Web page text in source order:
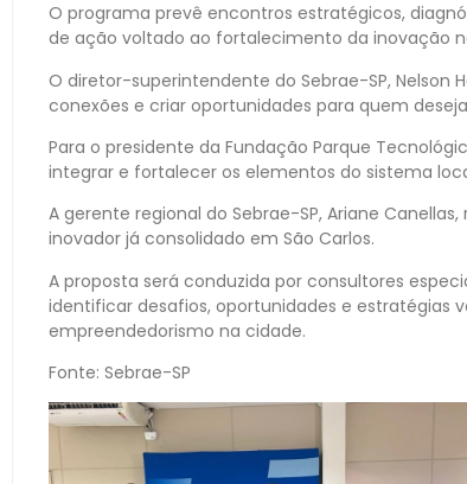
O programa prevê encontros estratégicos,
de ação voltado ao fortalecimento da inovação
O diretor-superintendente do Sebrae-SP, Nelson
conexões e criar oportunidades para quem
Para o presidente da Fundação Parque
integrar e fortalecer os elementos do sistema
A gerente regional do Sebrae-SP, Ariane
inovador já consolidado em São Carlos.
A proposta será conduzida por consultores
identificar desafios, oportunidades e estratégias
empreendedorismo na cidade.
Fonte: Sebrae-SP